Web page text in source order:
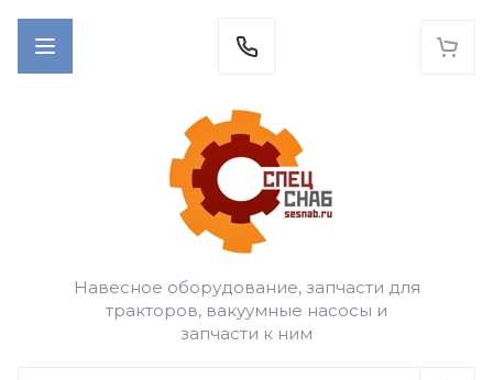
Навесное оборудование, запчасти для
тракторов, вакуумные насосы и
запчасти к ним